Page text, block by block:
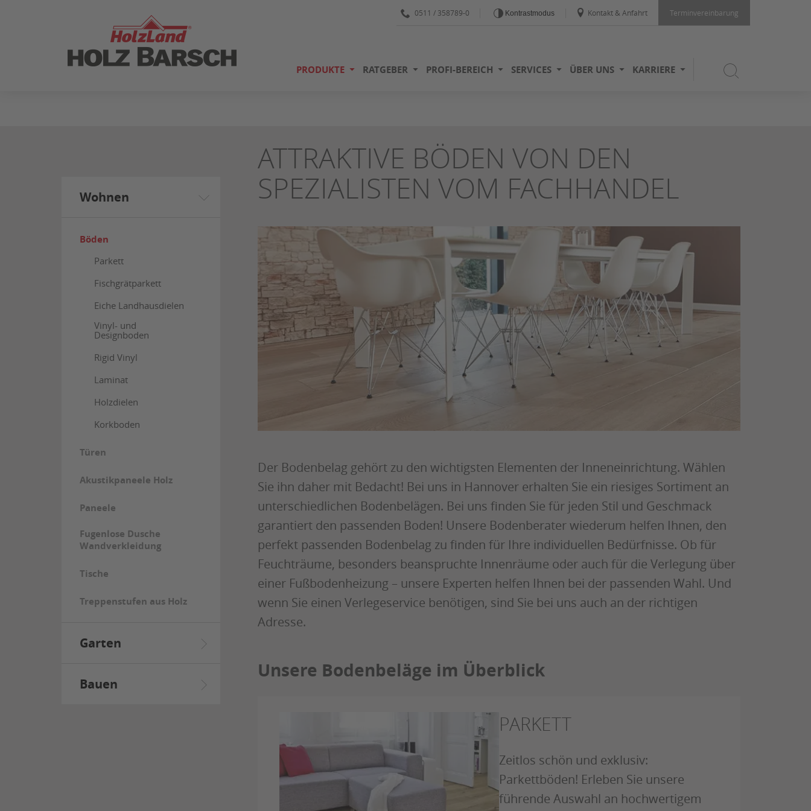
0511 / 358789-0 Kontrastmodus Kontakt & Anfahrt Terminvereinbarung
PRODUKTE RATGEBER PROFI-BEREICH SERVICES ÜBER UNS KARRIERE
Wohnen
Böden
Parkett
Fischgrätparkett
Eiche Landhausdielen
Vinyl- und
Designboden
Rigid Vinyl
Laminat
Holzdielen
Korkboden
Türen
Akustikpaneele Holz
Paneele
Fugenlose Dusche
Wandverkleidung
Tische
Treppenstufen aus Holz
Garten
Bauen
ATTRAKTIVE BÖDEN VON DEN
SPEZIALISTEN VOM FACHHANDEL
Der Bodenbelag gehört zu den wichtigsten Elementen der Inneneinrichtung. Wählen
Sie ihn daher mit Bedacht! Bei uns in Hannover erhalten Sie ein riesiges Sortiment an
unterschiedlichen Bodenbelägen. Bei uns finden Sie für jeden Stil und Geschmack
garantiert den passenden Boden! Unsere Bodenberater wiederum helfen Ihnen, den
perfekt passenden Bodenbelag zu finden für Ihre individuellen Bedürfnisse. Ob für
Feuchträume, besonders beanspruchte Innenräume oder auch für die Verlegung über
einer Fußbodenheizung – unsere Experten helfen Ihnen bei der passenden Wahl. Und
wenn Sie einen Verlegeservice benötigen, sind Sie bei uns auch an der richtigen
Adresse.
Unsere Bodenbeläge im Überblick
PARKETT
Zeitlos schön und exklusiv:
Parkettböden! Erleben Sie unsere
führende Auswahl an hochwertigem